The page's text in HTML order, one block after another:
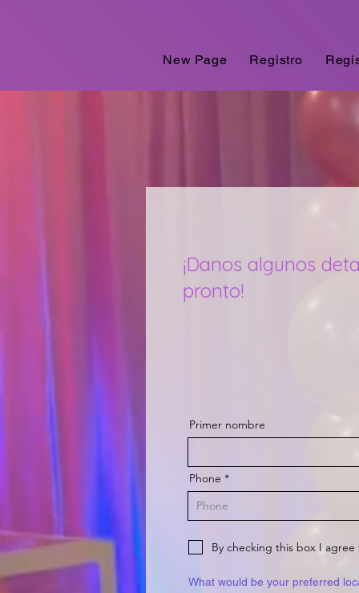
New Page Registro
¡Danos algunos
pronto!
Primer nombre
Phone
By checking this box I
What would be your preferred